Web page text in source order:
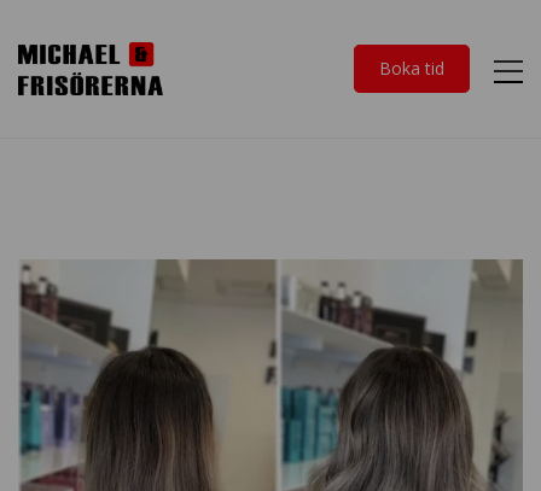
Boka tid